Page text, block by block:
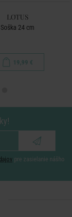
LOTUS
Soška 24 cm
19,99 €
pre zasielanie nášho